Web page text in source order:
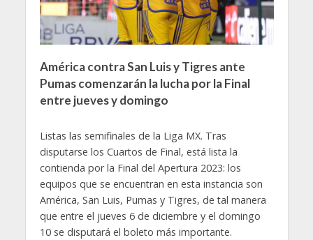
América contra San Luis y Tigres ante
Pumas comenzarán la lucha por la Final
entre jueves y domingo
Listas las semifinales de la Liga MX. Tras
disputarse los Cuartos de Final, está lista la
contienda por la Final del Apertura 2023: los
equipos que se encuentran en esta instancia son
América, San Luis, Pumas y Tigres, de tal manera
que entre el jueves 6 de diciembre y el domingo
10 se disputará el boleto más importante.